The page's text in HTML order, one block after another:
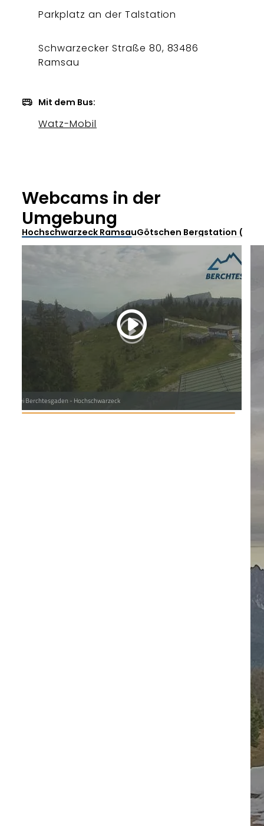
Parkplatz an der Talstation
Schwarzecker Straße 80, 83486
Ramsau
Mit dem Bus:
Watz-Mobil
Webcams in der
Umgebung
Hochschwarzeck RamsauGötschen Bergstation (Nur